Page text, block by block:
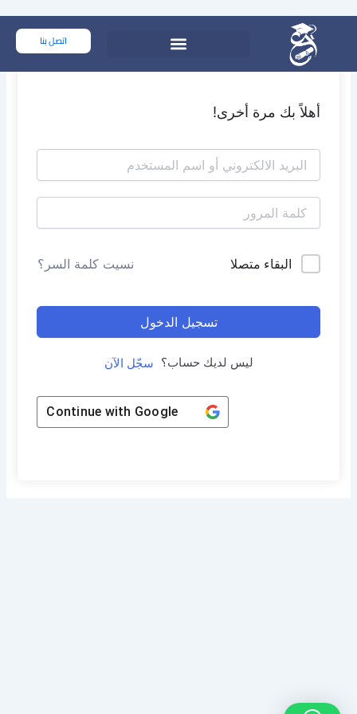
المحتوى
اتصل بنا
أهلاً بك مرة أخرى!
البقاء متصلا نسيت كلمة السر؟
تسجيل الدخول
ليس لديك حساب؟ سجّل الآن
Continue with Google